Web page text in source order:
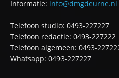
Informatie: info@dmgdeurne.nl
Telefoon studio: 0493-227227
Telefoon redactie: 0493-227222
Telefoon algemeen: 0493-
Whatsapp: 0493-227227